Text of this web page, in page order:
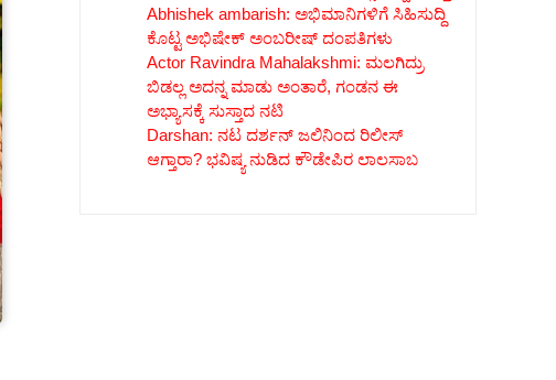
Abhishek ambarish: ಅಭಿಮಾನಿಗಳಿಗೆ ಸಿಹಿಸುದ್ದಿ
ಕೊಟ್ಟ ಅಭಿಷೇಕ್ ಅಂಬರೀಷ್ ದಂಪತಿಗಳು
Actor Ravindra Mahalakshmi: ಮಲಗಿದ್ರು
ಬಿಡಲ್ಲ ಅದನ್ನ ಮಾಡು ಅಂತಾರೆ, ಗಂಡನ ಈ
ಅಭ್ಯಾಸಕ್ಕೆ ಸುಸ್ತಾದ ನಟಿ
Darshan: ನಟ ದರ್ಶನ್ ಜಲಿನಿಂದ ರಿಲೀಸ್
ಆಗ್ತಾರಾ? ಭವಿಷ್ಯ ನುಡಿದ ಕೌಡೇಪಿರ ಲಾಲಸಾಬ